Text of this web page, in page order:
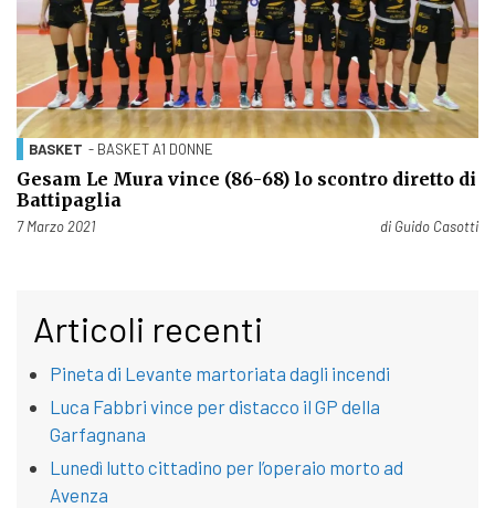
BASKET - BASKET A1 DONNE
Gesam Le Mura vince (86-68) lo scontro diretto di
Battipaglia
Pubblicato il
7 Marzo 2021 di Guido Casotti
Articoli recenti
Pineta di Levante martoriata dagli incendi
Luca Fabbri vince per distacco il GP della
Garfagnana
Lunedì lutto cittadino per l’operaio morto ad
Avenza